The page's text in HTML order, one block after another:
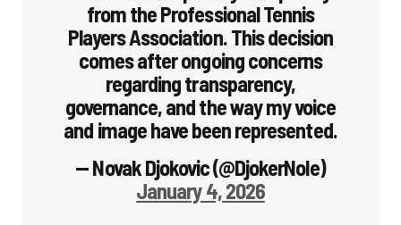
from the Professional Tennis
Players Association. This decision
comes after ongoing concerns
regarding transparency,
governance, and the way my voice
and image have been represented.
— Novak Djokovic (@DjokerNole)
January 4, 2026